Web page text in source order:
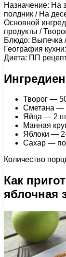
Назначение: На
полдник / На
Основной
продукты /
Блюдо: Выпечка
География
Диета: ПП
Творог —
Сметана —
Яйца — 2
Манная
Яблоки —
Сахар — по
Количество
Как
яблочная